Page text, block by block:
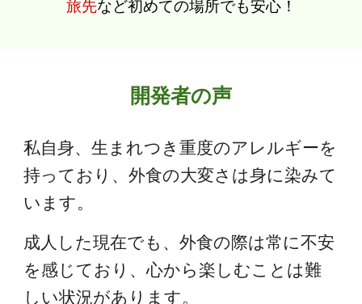
旅先など初めての場所でも安心！
開発者の声
私自身、生まれつき重度のアレルギーを
持っており、外食の大変さは身に染みて
います。
成人した現在でも、外食の際は常に不安
を感じており、心から楽しむことは難
しい状況があります。